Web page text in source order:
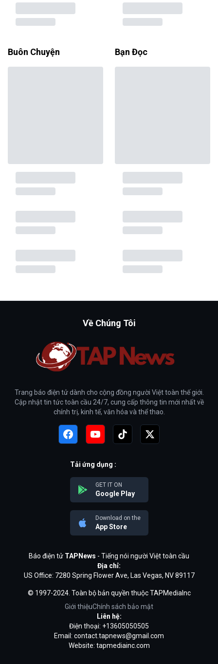
Buôn Chuyện Bạn Đọc
Về Chúng Tôi
Trang báo điện tử dành cho cộng đồng người Việt toàn thế giới.
Cập nhật tin tức toàn cầu 24/7, cung cấp thông tin mới nhất về
chính trị, kinh tế, văn hóa và thể thao.
Tải ứng dụng :
GET IT ON
Google Play
Download on the
App Store
Báo điện tử TAPNews - Tiếng nói người Việt toàn cầu
Địa chỉ:
US Office: 7280 Spring Flower Ave, Las Vegas, NV 89117
© 1997-2024. Toàn bộ bản quyền thuộc TAPMediaInc
Giới thiệuChính sách bảo mật
Liên hệ:
Điện thoại: +13605050505
Email: contact.tapnews@gmail.com
Website: tapmediainc.com